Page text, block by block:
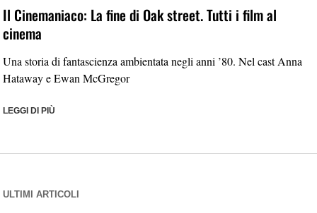
Il Cinemaniaco: La fine di Oak street. Tutti i film al
cinema
Una storia di fantascienza ambientata negli anni ’80. Nel cast Anna
Hataway e Ewan McGregor
LEGGI DI PIÙ
ULTIMI ARTICOLI